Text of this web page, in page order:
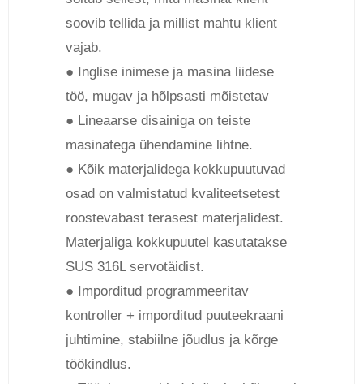
soovib tellida ja millist mahtu klient
vajab.
● Inglise inimese ja masina liidese
töö, mugav ja hõlpsasti mõistetav
● Lineaarse disainiga on teiste
masinatega ühendamine lihtne.
● Kõik materjalidega kokkupuutuvad
osad on valmistatud kvaliteetsetest
roostevabast terasest materjalidest.
Materjaliga kokkupuutel kasutatakse
SUS 316L servotäidist.
● Imporditud programmeeritav
kontroller + imporditud puuteekraani
juhtimine, stabiilne jõudlus ja kõrge
töökindlus.